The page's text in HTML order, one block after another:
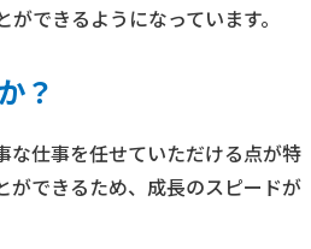
できるようになっています。
？
な仕事を任せていただける点が特
ができるため、成長のスピードが